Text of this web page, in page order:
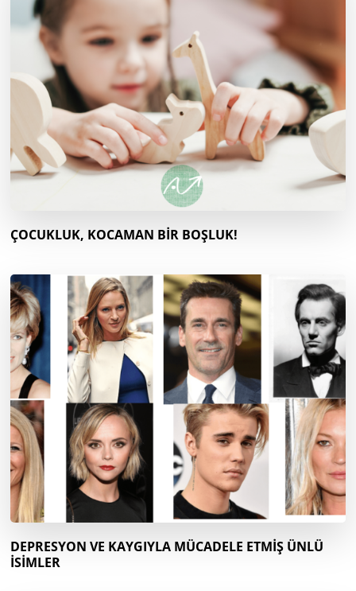
ÇOCUKLUK, KOCAMAN BİR BOŞLUK!
DEPRESYON VE KAYGIYLA MÜCADELE ETMİŞ ÜNLÜ
İSİMLER